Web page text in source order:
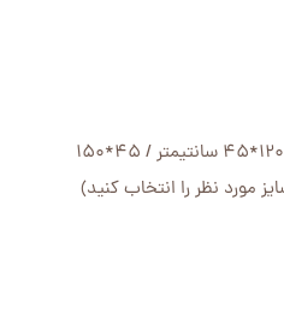
120*45 سانتیمتر / 45*150